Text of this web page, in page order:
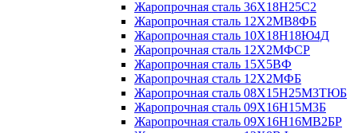
Жаропрочная сталь 36Х18Н25С2
Жаропрочная сталь 12Х2МВ8ФБ
Жаропрочная сталь 10Х18Н18Ю4Д
Жаропрочная сталь 12Х2МФСР
Жаропрочная сталь 15Х5ВФ
Жаропрочная сталь 12Х2МФБ
Жаропрочная сталь 08Х15Н25М3ТЮБ
Жаропрочная сталь 09Х16Н15М3Б
Жаропрочная сталь 09Х16Н16МВ2БР